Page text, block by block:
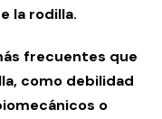
la rodilla.
frecuentes que
como debilidad
o